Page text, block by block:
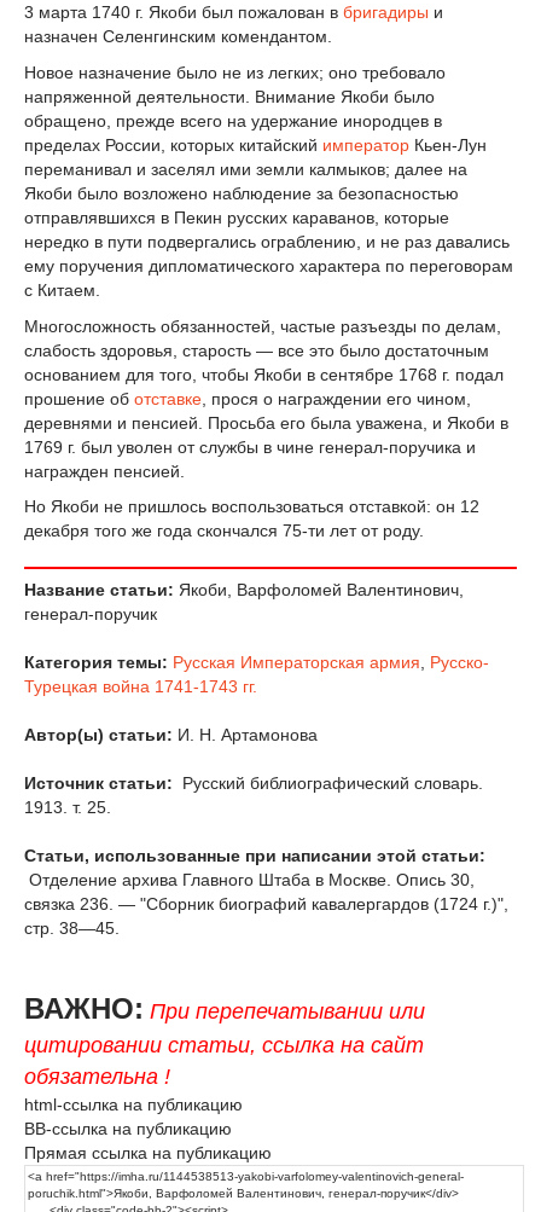
3 марта 1740 г. Якоби был пожалован в бригадиры и
назначен Селенгинским комендантом.
Новое назначение было не из легких; оно требовало
напряженной деятельности. Внимание Якоби было
обращено, прежде всего на удержание инородцев в
пределах России, которых китайский император Кьен-Лун
переманивал и заселял ими земли калмыков; далее на
Якоби было возложено наблюдение за безопасностью
отправлявшихся в Пекин русских караванов, которые
нередко в пути подвергались ограблению, и не раз давались
ему поручения дипломатического характера по переговорам
с Китаем.
Многосложность обязанностей, частые разъезды по делам,
слабость здоровья, старость — все это было достаточным
основанием для того, чтобы Якоби в сентябре 1768 г. подал
прошение об отставке , прося о награждении его чином,
деревнями и пенсией. Просьба его была уважена, и Якоби в
1769 г. был уволен от службы в чине генерал-поручика и
награжден пенсией.
Но Якоби не пришлось воспользоваться отставкой: он 12
декабря того же года скончался 75-ти лет от роду.
Название статьи: Якоби, Варфоломей Валентинович,
генерал-поручик
Категория темы: Русская Императорская армия, Русско-
Турецкая война 1741-1743 гг.
Автор(ы) статьи: И. Н. Артамонова
Источник статьи:
Русский библиографический словарь.
1913. т. 25.
Статьи, использованные при написании этой статьи:
Отделение архива Главного Штаба в Москве. Опись 30,
связка 236. — "Сборник биографий кавалергардов (1724 г.)",
стр. 38—45.
ВАЖНО: При перепечатывании или
цитировании статьи, ссылка на сайт
обязательна !
html-ссылка на публикацию
BB-ссылка на публикацию
Прямая ссылка на публикацию